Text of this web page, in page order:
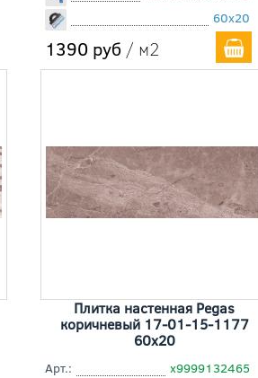
60x20
1390 руб / м2
Плитка настенная Pegas
коричневый 17-01-15-1177
60x20
Арт.:
х9999132465